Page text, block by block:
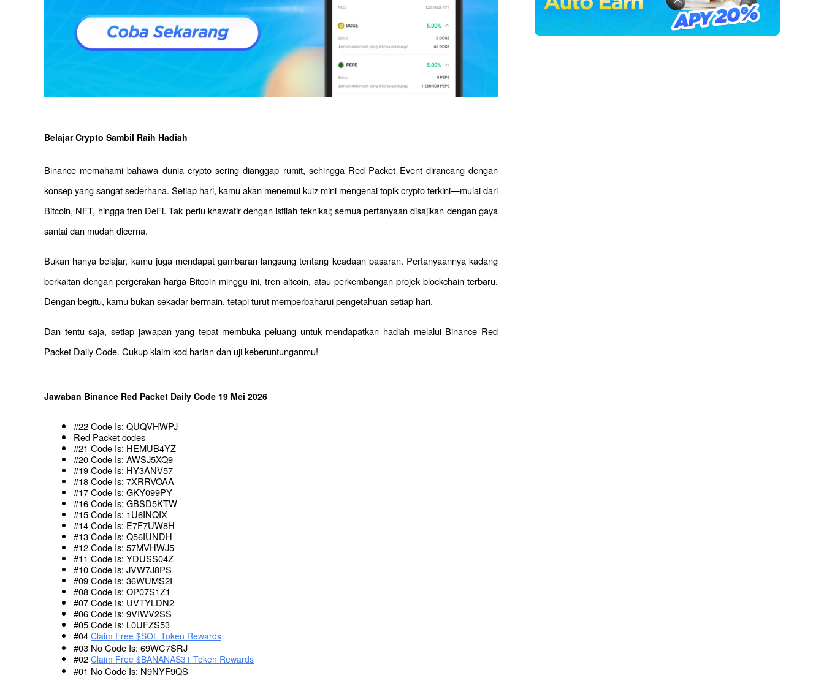
Belajar Crypto Sambil Raih Hadiah
Binance memahami bahawa dunia crypto sering dianggap rumit, sehingga Red Packet Event dirancang dengan
konsep yang sangat sederhana. Setiap hari, kamu akan menemui kuiz mini mengenai topik crypto terkini—mulai dari
Bitcoin, NFT, hingga tren DeFi. Tak perlu khawatir dengan istilah teknikal; semua pertanyaan disajikan dengan gaya
santai dan mudah dicerna.
Bukan hanya belajar, kamu juga mendapat gambaran langsung tentang keadaan pasaran. Pertanyaannya kadang
berkaitan dengan pergerakan harga Bitcoin minggu ini, tren altcoin, atau perkembangan projek blockchain terbaru.
Dengan begitu, kamu bukan sekadar bermain, tetapi turut memperbaharui pengetahuan setiap hari.
Dan tentu saja, setiap jawapan yang tepat membuka peluang untuk mendapatkan hadiah melalui Binance Red
Packet Daily Code. Cukup klaim kod harian dan uji keberuntunganmu!
Jawaban Binance Red Packet Daily Code 19 Mei 2026
#22 Code Is: QUQVHWPJ
Red Packet codes
#21 Code Is: HEMUB4YZ
#20 Code Is: AWSJ5XQ9
#19 Code Is: HY3ANV57
#18 Code Is: 7XRRVOAA
#17 Code Is: GKY099PY
#16 Code Is: GBSD5KTW
#15 Code Is: 1U6INQIX
#14 Code Is: E7F7UW8H
#13 Code Is: Q56IUNDH
#12 Code Is: 57MVHWJ5
#11 Code Is: YDUSS04Z
#10 Code Is: JVW7J8PS
#09 Code Is: 36WUMS2I
#08 Code Is: OP07S1Z1
#07 Code Is: UVTYLDN2
#06 Code Is: 9VIWV2SS
#05 Code Is: L0UFZS53
#04 Claim Free $SOL Token Rewards
#03 No Code Is: 69WC7SRJ
#02 Claim Free $ΒΑΝΑΝAS31 Token Rewards
#01 No Code Is: N9NYF9QS